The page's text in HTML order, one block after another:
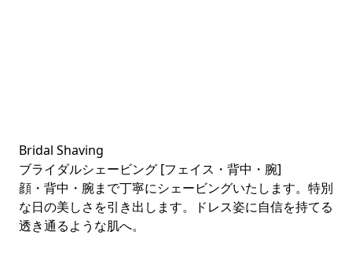
Bridal Shaving
ブライダルシェービング [フェイス・背中・腕]
顔・背中・腕まで丁寧にシェービングいたします。特別
な日の美しさを引き出します。ドレス姿に自信を持てる
透き通るような肌へ。